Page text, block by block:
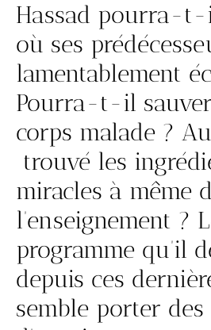
Hassad pourra-
où ses
lamentablement
Pourra-t-il
corps malade ?
trouvé les
miracles à même
l’enseignement ?
programme qu’il
depuis ces
semble porter des